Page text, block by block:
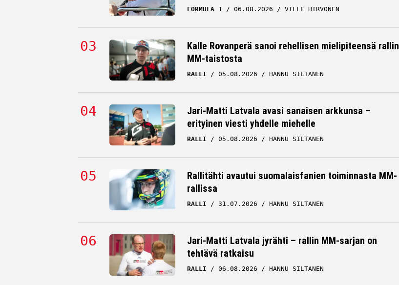
FORMULA 1 06.08.2026 VILLE HIRVONEN
Kalle Rovanperä sanoi rehellisen mielipiteensä rallin
MM-taistosta
RALLI 05.08.2026 HANNU SILTANEN
Jari-Matti Latvala avasi sanaisen arkkunsa –
erityinen viesti yhdelle miehelle
RALLI 05.08.2026 HANNU SILTANEN
Rallitähti avautui suomalaisfanien toiminnasta MM-
rallissa
RALLI 31.07.2026 HANNU SILTANEN
Jari-Matti Latvala jyrähti – rallin MM-sarjan on
tehtävä ratkaisu
RALLI 06.08.2026 HANNU SILTANEN